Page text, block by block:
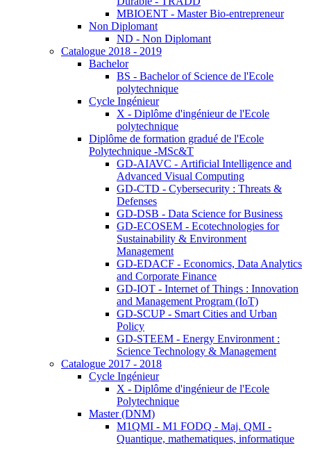
MBIOENT - Master Bio-entrepreneur
Non Diplomant
ND - Non Diplomant
Catalogue 2018 - 2019
Bachelor
BS - Bachelor of Science de l'Ecole
polytechnique
Cycle Ingénieur
X - Diplôme d'ingénieur de l'Ecole
polytechnique
Diplôme de formation gradué de l'Ecole
Polytechnique -MSc&T
GD-AIAVC - Artificial Intelligence and
Advanced Visual Computing
GD-CTD - Cybersecurity : Threats &
Defenses
GD-DSB - Data Science for Business
GD-ECOSEM - Ecotechnologies for
Sustainability & Environment
Management
GD-EDACF - Economics, Data Analytics
and Corporate Finance
GD-IOT - Internet of Things : Innovation
and Management Program (IoT)
GD-SCUP - Smart Cities and Urban
Policy
GD-STEEM - Energy Environment :
Science Technology & Management
Catalogue 2017 - 2018
Cycle Ingénieur
X - Diplôme d'ingénieur de l'Ecole
Polytechnique
Master (DNM)
M1QMI - M1 FODQ - Maj. QMI -
Quantique, mathematiques, informatique